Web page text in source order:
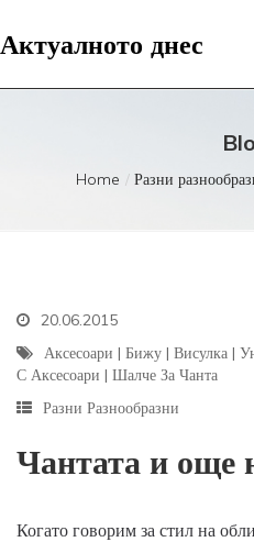
Актуалното днес
Home Разни
20.06.2015
Аксесоари | Бижу | Висулка |
С Аксесоари | Шалче За Чанта
Разни Разнообразни
Чантата и още
Когато говорим за стил на